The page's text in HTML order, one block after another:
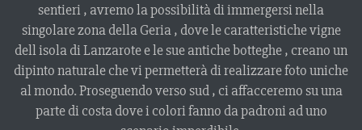
sentieri , avremo la possibilità di immergersi nella
singolare zona della Geria , dove le caratteristiche vigne
dell isola di Lanzarote e le sue antiche botteghe , creano un
dipinto naturale che vi permetterà di realizzare foto uniche
al mondo. Proseguendo verso sud , ci affacceremo su una
parte di costa dove i colori fanno da padroni ad uno